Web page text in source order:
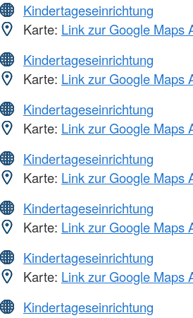
Kindertageseinrichtung
Karte: Link zur Google Maps
Kindertageseinrichtung
Karte: Link zur Google Maps
Kindertageseinrichtung
Karte: Link zur Google Maps
Kindertageseinrichtung
Karte: Link zur Google Maps
Kindertageseinrichtung
Karte: Link zur Google Maps
Kindertageseinrichtung
Karte: Link zur Google Maps
Kindertageseinrichtung